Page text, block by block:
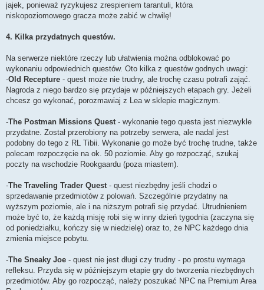
jajek, ponieważ ryzykujesz zrespieniem tarantuli, która
niskopoziomowego gracza może zabić w chwilę!
4. Kilka przydatnych questów.
Na serwerze niektóre rzeczy lub ułatwienia można odblokować po
wykonaniu odpowiednich questów. Oto kilka z questów godnych uwagi:
-Old Recepture - quest może nie trudny, ale trochę czasu potrafi zająć.
Nagroda z niego bardzo się przydaje w późniejszych etapach gry. Jeżeli
chcesz go wykonać, porozmawiaj z Lea w sklepie magicznym.
-The Postman Missions Quest- wykonanie tego questa jest niezwykle
przydatne. Został przerobiony na potrzeby serwera, ale nadal jest
podobny do tego z RL Tibii. Wykonanie go może być trochę trudne, także
polecam rozpoczęcie na ok. 50 poziomie. Aby go rozpocząć, szukaj
poczty na wschodzie Rookgaardu (poza miastem).
-The Traveling Trader Quest- quest niezbędny jeśli chodzi o
sprzedawanie przedmiotów z polowań. Szczególnie przydatny na
wyższym poziomie, ale i na niższym potrafi się przydać. Utrudnieniem
może być to, że każdą misję robi się w inny dzień tygodnia (zaczyna się
od poniedziałku, kończy się w niedzielę) oraz to, że NPC każdego dnia
zmienia miejsce pobytu.
-The Sneaky Joe - quest nie jest długi czy trudny - po prostu wymaga
refleksu. Przyda się w późniejszym etapie gry do tworzenia niezbędnych
przedmiotów. Aby go rozpocząć, należy poszukać NPC na Premium Area